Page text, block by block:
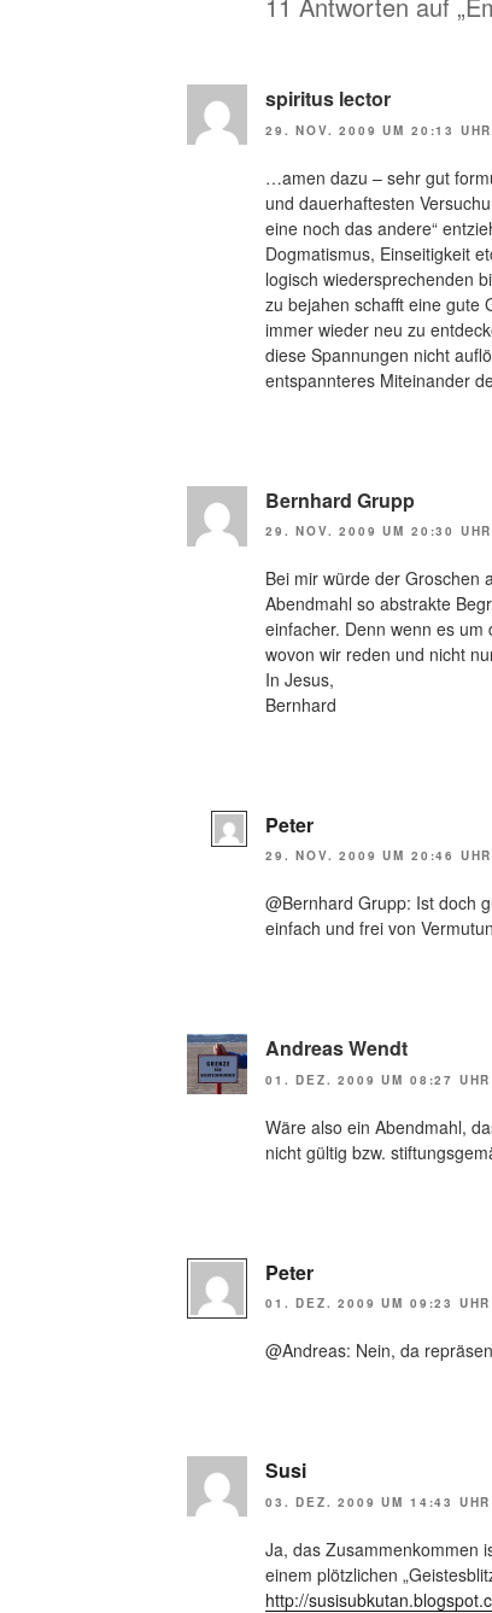
spiritus lector
29. NOV. 2009 UM 20:13 UHR
…amen dazu – sehr gut
und dauerhaftesten
eine noch das andere“
Dogmatismus, Einseitigkeit
logisch wiedersprechenden
zu bejahen schafft eine gute
immer wieder neu zu
diese Spannungen nicht
entspannteres Miteinander
Bernhard Grupp
29. NOV. 2009 UM 20:30 UHR
Bei mir würde der Groschen
Abendmahl so abstrakte
einfacher. Denn wenn es
wovon wir reden und nicht
In Jesus,
Bernhard
Peter
29. NOV. 2009 UM 20:46 UHR
@Bernhard Grupp: Ist doch
einfach und frei von
Andreas Wendt
01. DEZ. 2009 UM 08:27 UHR
Wäre also ein Abendmahl,
nicht gültig bzw.
Peter
01. DEZ. 2009 UM 09:23 UHR
@Andreas: Nein, da
Susi
03. DEZ. 2009 UM 14:43 UHR
Ja, das Zusammenkommen
einem plötzlichen
http://